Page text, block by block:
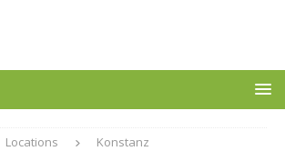
Locations Konstanz